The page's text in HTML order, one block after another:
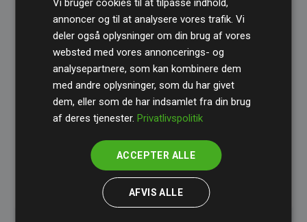
Standard, ensuring high quality, real climate
impact, and full transparency.
You can read more about the specific projects
here.
Websites Supporting Climate Projects initiative
annoncer og til at analysere vores trafik. Vi
deler også oplysninger om din brug af vores
websted med vores annoncerings- og
analysepartnere, som kan kombinere dem
med andre oplysninger, som du har givet
dem, eller som de har indsamlet fra din brug
af deres tjenester.Privatlivspolitik
ACCEPTER ALLE
AFVIS ALLE